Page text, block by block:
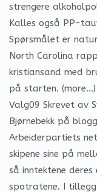
strengere
Kalles også PP-
Spørsmålet er
North Carolina
kristiansand med
på starten.
Valg09 Skrevet av
Bjørnebekk på
Arbeiderpartiets
skipene sine på
så inntektene
spotratene. I